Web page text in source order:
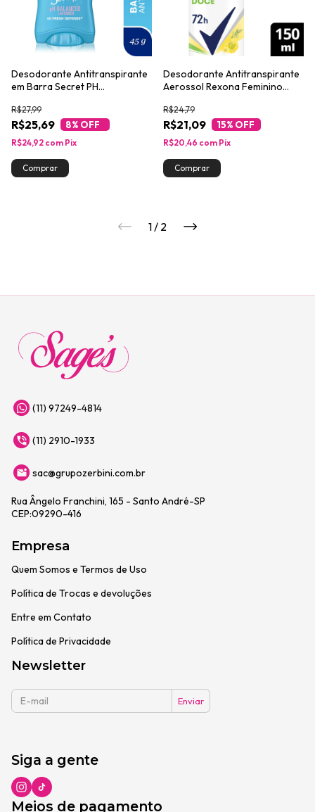
Desodorante Antitranspirante
em Barra Secret PH
R$25,69
R$27,99
8% OFF
R$24,92 com Pix
Desodorante Antitranspirante
Aerossol Rexona Feminino
R$21,09
R$24,79
15% OFF
R$20,46 com Pix
1/ 2
(11) 97249-4814
(11) 2910-1933
sac@grupozerbini.com.br
Rua Ângelo Franchini, 165 - Santo André-SP
CEP:09290-416
Empresa
Quem Somos e Termos de Uso
Política de Trocas e devoluções
Entre em Contato
Política de Privacidade
Newsletter
Siga a gente
Meios de pagamento